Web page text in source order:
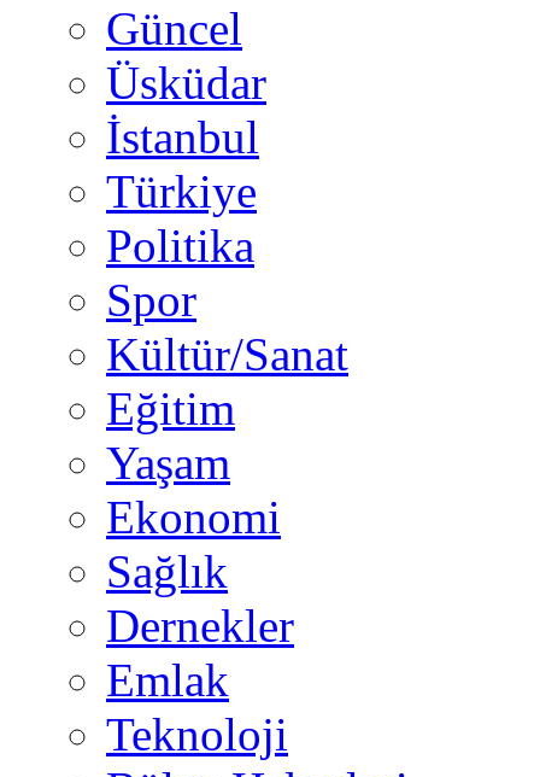
Güncel
Üsküdar
İstanbul
Türkiye
Politika
Spor
Kültür/Sanat
Eğitim
Yaşam
Ekonomi
Sağlık
Dernekler
Emlak
Teknoloji